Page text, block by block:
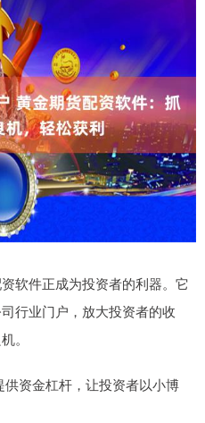
软件正成为投资者的利器。它
行业门户，放大投资者的收
。
资金杠杆，让投资者以小博